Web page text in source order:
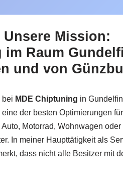
Unsere Mission:
Raum
und von
bei MDE Chiptuning in
der besten Optimierungen
Auto, Motorrad, Wohnwagen oder
In meiner Haupttätigkeit als
dass nicht alle Besitzer mit